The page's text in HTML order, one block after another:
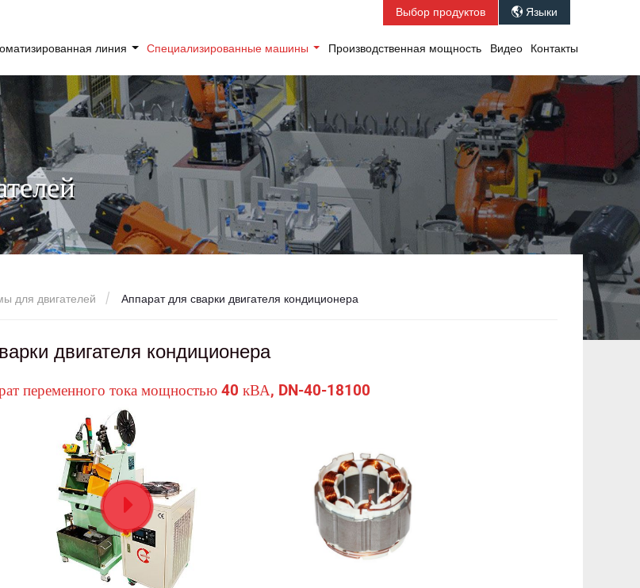
Выбор продуктов  Языки
линия Специализированные машины Производственная мощность Видео Контакты
для двигателей Аппарат для сварки двигателя кондиционера
двигателя кондиционера
переменного тока мощностью 40 кВА, DN-40-18100